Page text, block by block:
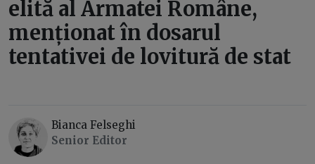
elită al Armatei Române,
menționat în dosarul
tentativei de lovitură de stat
Bianca Felseghi
Senior Editor